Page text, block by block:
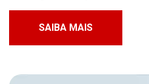
SAIBA MAIS